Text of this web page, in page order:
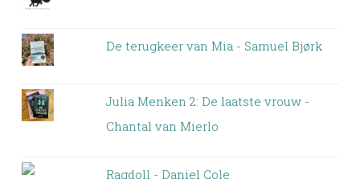
De terugkeer van Mia - Samuel Bjørk
Julia Menken 2: De laatste vrouw -
Chantal van Mierlo
Ragdoll - Daniel Cole